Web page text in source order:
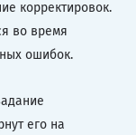
корректировок.
во время
ошибок.
его на